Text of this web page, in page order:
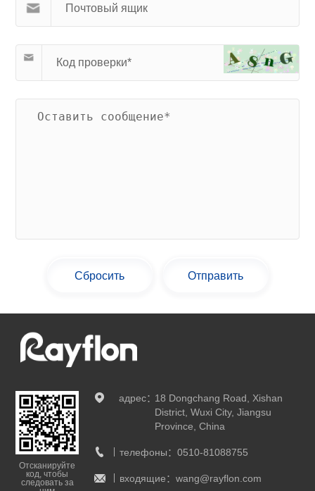
Сбросить Отправить
Отсканируйте
код, чтобы
следовать за
адрес：18 Dongchang Road, Xishan
District, Wuxi City, Jiangsu
Province, China
телефоны：0510-81088755
входящие：wang@rayflon.com